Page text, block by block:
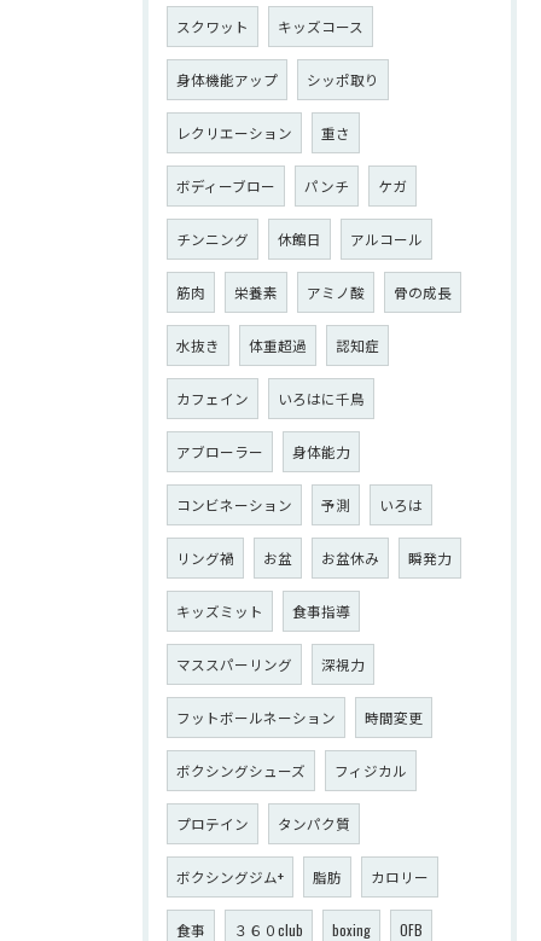
スクワット キッズコース
身体機能アップ シッポ取り
レクリエーション 重さ
ボディーブロー パンチ ケガ
チンニング 休館日 アルコール
筋肉 栄養素 アミノ酸 骨の成長
水抜き 体重超過 認知症
カフェイン いろはに千鳥
アブローラー 身体能力
コンビネーション 予測 いろは
リング禍 お盆 お盆休み 瞬発力
キッズミット 食事指導
マススパーリング 深視力
フットボールネーション 時間変更
ボクシングシューズ フィジカル
プロテイン タンパク質
ボクシングジム+ 脂肪 カロリー
食事 ３６０club boxing OFB